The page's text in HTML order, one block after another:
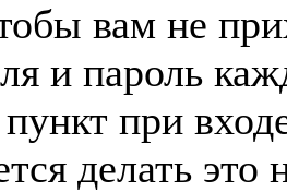
вам не
и пароль
при
делать